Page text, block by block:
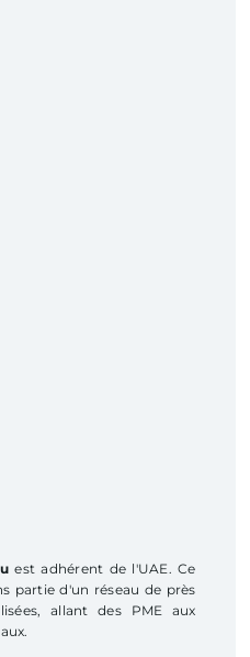
est adhérent de l'UAE. Ce
partie d'un réseau de près
allant des PME aux